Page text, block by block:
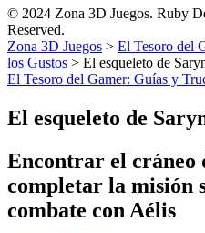
© 2024 Zona 3D Juegos. Ruby
Reserved.
Zona 3D Juegos > El Tesoro del
los Gustos > El esqueleto de
El Tesoro del Gamer: Guías y
El esqueleto de
Encontrar el cráneo
completar la misión
combate con Aélis